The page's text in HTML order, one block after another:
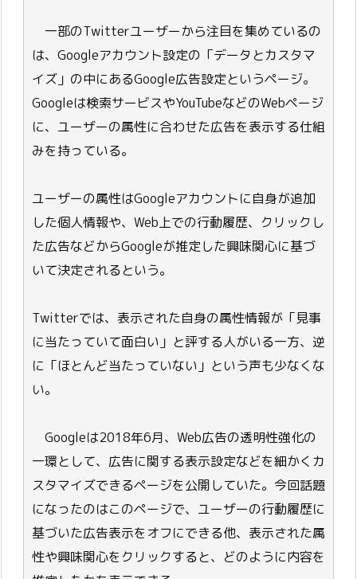
一部のTwitterユーザーから注目を集めているの
は、Googleアカウント設定の「データとカスタマ
イズ」の中にあるGoogle広告設定というページ。
Googleは検索サービスやYouTubeなどのWebページ
に、ユーザーの属性に合わせた広告を表示する仕組
みを持っている。
ユーザーの属性はGoogleアカウントに自身が追加
した個人情報や、Web上での行動履歴、クリックし
た広告などからGoogleが推定した興味関心に基づ
いて決定されるという。
Twitterでは、表示された自身の属性情報が「見事
に当たっていて面白い」と評する人がいる一方、逆
に「ほとんど当たっていない」という声も少なくな
い。
Googleは2018年6月、Web広告の透明性強化の
一環として、広告に関する表示設定などを細かくカ
スタマイズできるページを公開していた。今回話題
になったのはこのページで、ユーザーの行動履歴に
基づいた広告表示をオフにできる他、表示された属
性や興味関心をクリックすると、どのように内容を